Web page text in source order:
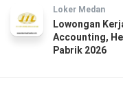
Loker Medan
Lowongan
Accounting,
Pabrik 2026